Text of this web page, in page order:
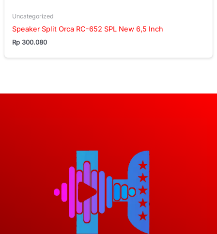
Uncategorized
Speaker Split Orca RC-652 SPL New 6,5 Inch
Rp 300.080